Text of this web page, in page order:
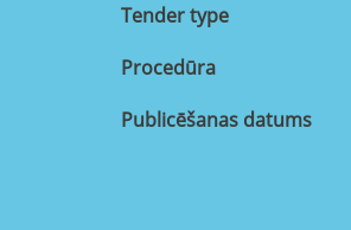
Tender type
Procedūra
Publicēšanas datums